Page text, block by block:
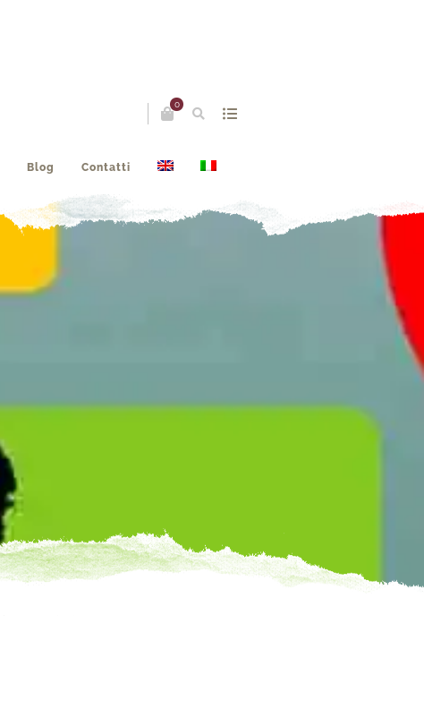
0
Blog Contatti